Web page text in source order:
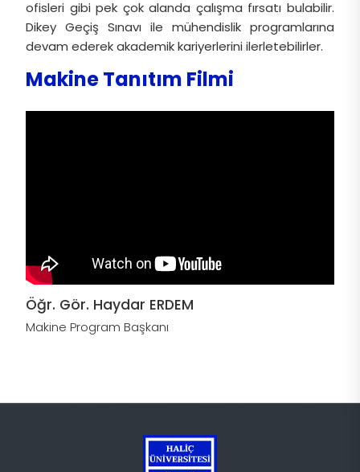
ofisleri gibi pek çok alanda çalışma fırsatı bulabilir.
Dikey Geçiş Sınavı ile mühendislik programlarına
devam ederek akademik kariyerlerini ilerletebilirler.
Makine Tanıtım Filmi
Öğr. Gör. Haydar ERDEM
Makine Program Başkanı